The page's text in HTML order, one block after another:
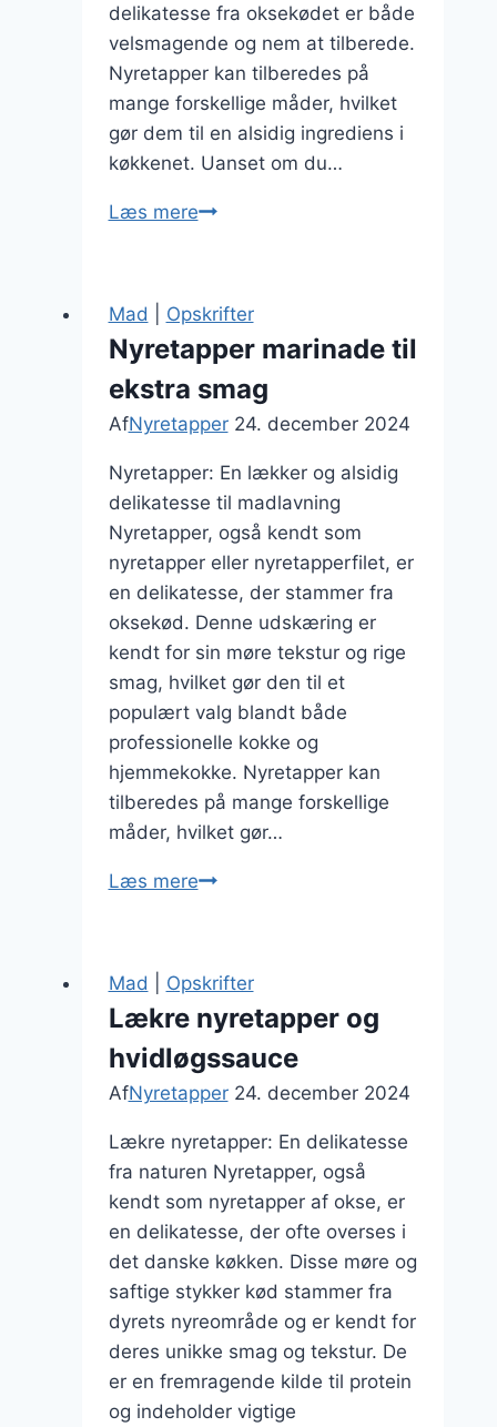
delikatesse fra oksekødet er både
velsmagende og nem at tilberede.
Nyretapper kan tilberedes på
mange forskellige måder, hvilket
gør dem til en alsidig ingrediens i
køkkenet. Uanset om du…
Læs mereNyretapper
hurtig
aftensmad
Mad Opskrifter
Nyretapper marinade til
ekstra smag
AfNyretapper 24. december 2024
Nyretapper: En lækker og alsidig
delikatesse til madlavning
Nyretapper, også kendt som
nyretapper eller nyretapperfilet, er
en delikatesse, der stammer fra
oksekød. Denne udskæring er
kendt for sin møre tekstur og rige
smag, hvilket gør den til et
populært valg blandt både
professionelle kokke og
hjemmekokke. Nyretapper kan
tilberedes på mange forskellige
måder, hvilket gør…
Læs mereNyretapper
smag
Mad Opskrifter
Lækre nyretapper og
hvidløgssauce
AfNyretapper 24. december 2024
Lækre nyretapper: En delikatesse
fra naturen Nyretapper, også
kendt som nyretapper af okse, er
en delikatesse, der ofte overses i
det danske køkken. Disse møre og
saftige stykker kød stammer fra
dyrets nyreområde og er kendt for
deres unikke smag og tekstur. De
er en fremragende kilde til protein
og indeholder vigtige